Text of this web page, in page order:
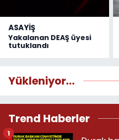
ASAYİŞ
Yakalanan DEAŞ üyesi
tutuklandı
Yükleniyor...
Trend Haberler
1